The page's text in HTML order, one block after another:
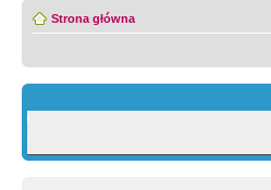
Strona główna